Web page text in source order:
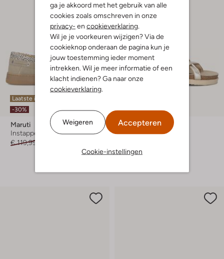
ga je akkoord met het gebruik van alle
cookies zoals omschreven in onze
privacy- en cookieverklaring
Wil je je voorkeuren wijzigen? Via de
cookieknop onderaan de pagina kun je
jouw toestemming ieder moment
intrekken. Wil je meer informatie of een
klacht indienen? Ga naar onze
cookieverklaring
Weigeren Accepteren
Cookie-instellingen
Laatste item
-30%
Maruti
Instappers
€ 119,99
-10%
Maruti
Platte sandalen